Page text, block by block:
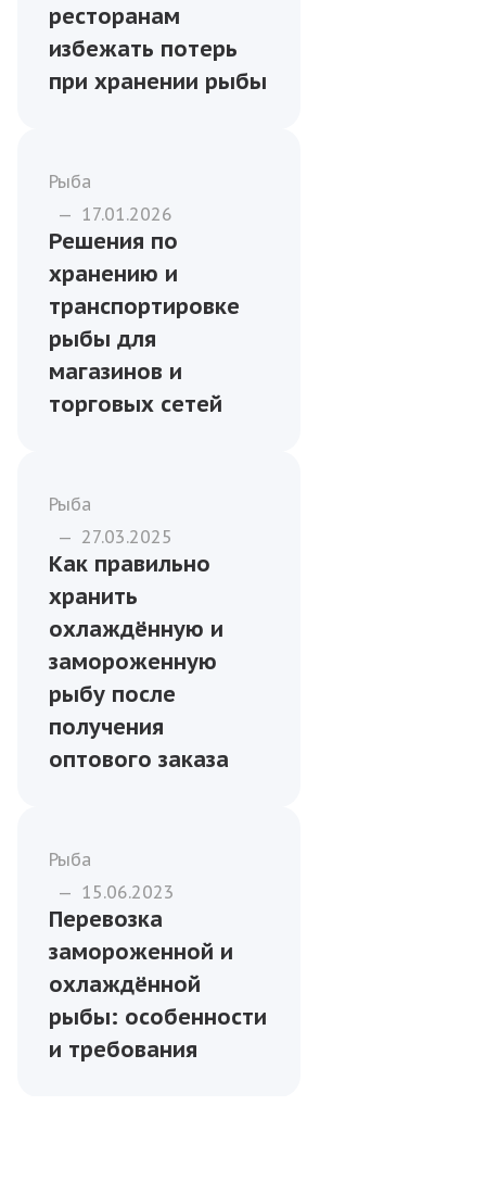
ресторанам
избежать потерь
при хранении рыбы
Рыба
— 17.01.2026
Решения по
хранению и
транспортировке
рыбы для
магазинов и
торговых сетей
Рыба
— 27.03.2025
Как правильно
хранить
охлаждённую и
замороженную
рыбу после
получения
оптового заказа
Рыба
— 15.06.2023
Перевозка
замороженной и
охлаждённой
рыбы: особенности
и требования